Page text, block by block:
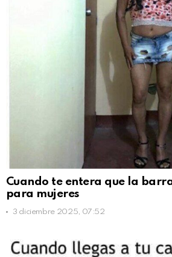
Cuando te entera que la
para mujeres
3 diciembre 2025, 07:52